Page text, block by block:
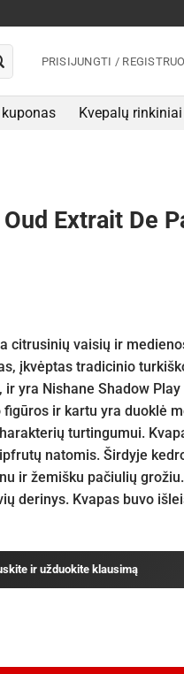
PRISIJUNGTI /
Kvepalų rinkiniai
Extrait De
citrusinių vaisių ir
įkvėptas tradicinio
yra Nishane Shadow
ir kartu yra duoklė
turtingumui.
natomis. Širdyje
ir žemišku pačiulių
derinys. Kvapas buvo
ir užduokite klausimą
Oud Extrait De Parfum 50 ml